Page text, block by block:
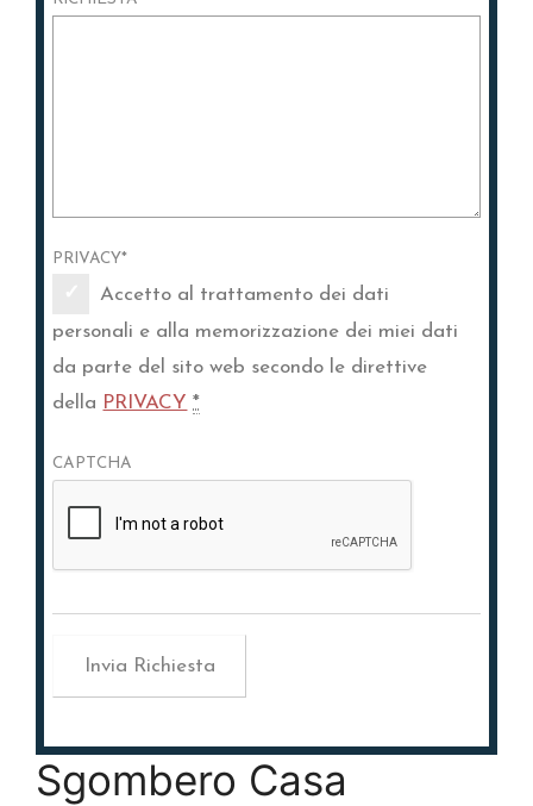
PRIVACY*
Accetto al trattamento dei dati
personali e alla memorizzazione dei miei dati
da parte del sito web secondo le direttive
della PRIVACY *
CAPTCHA
Sgombero Casa